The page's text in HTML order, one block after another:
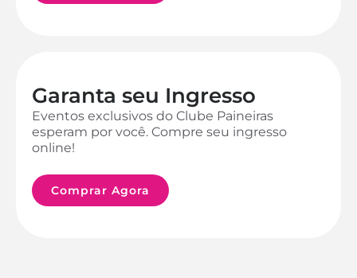
Garanta seu Ingresso
Eventos exclusivos do Clube Paineiras
esperam por você. Compre seu ingresso
online!
Comprar Agora